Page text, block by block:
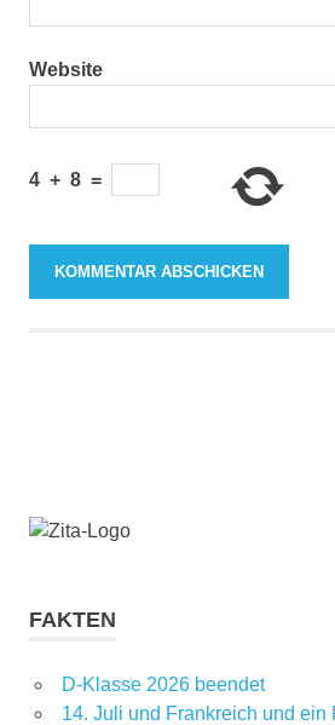
Website
4 + 8 =
FAKTEN
D-Klasse 2026 beendet
14. Juli und Frankreich und ein